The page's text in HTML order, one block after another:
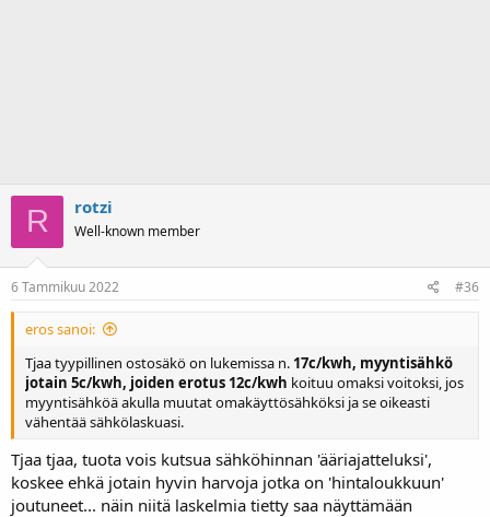
R rotzi
Well-known member
6 Tammikuu 2022 #36
eros sanoi:
Tjaa tyypillinen ostosäkö on lukemissa n. 17c/kwh, myyntisähkö
jotain 5c/kwh, joiden erotus 12c/kwh koituu omaksi voitoksi, jos
myyntisähköä akulla muutat omakäyttösähköksi ja se oikeasti
vähentää sähkölaskuasi.
Tjaa tjaa, tuota vois kutsua sähköhinnan 'ääriajatteluksi',
koskee ehkä jotain hyvin harvoja jotka on 'hintaloukkuun'
joutuneet... näin niitä laskelmia tietty saa näyttämään